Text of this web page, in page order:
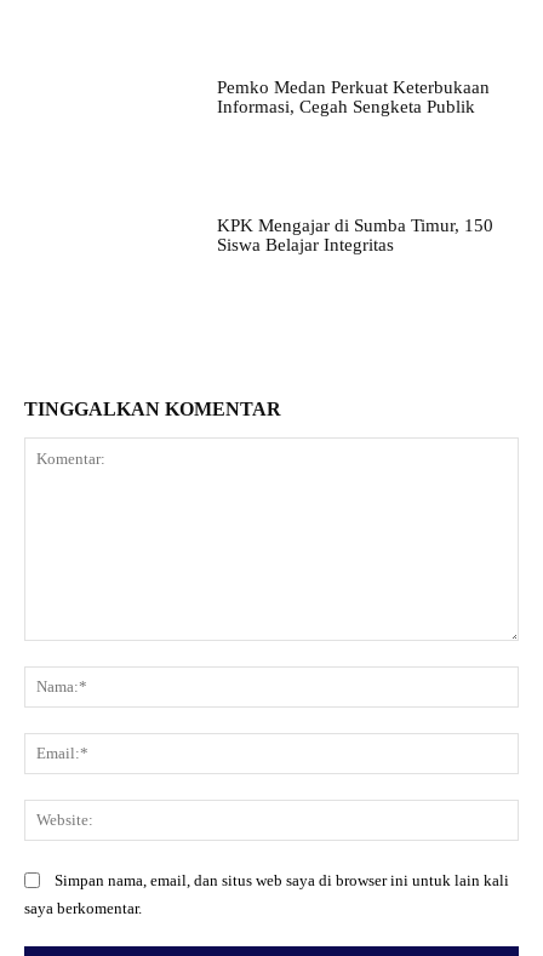
Pemko Medan Perkuat Keterbukaan
Informasi, Cegah Sengketa Publik
KPK Mengajar di Sumba Timur, 150
Siswa Belajar Integritas
TINGGALKAN KOMENTAR
Simpan nama, email, dan situs web saya di browser ini untuk lain kali
saya berkomentar.